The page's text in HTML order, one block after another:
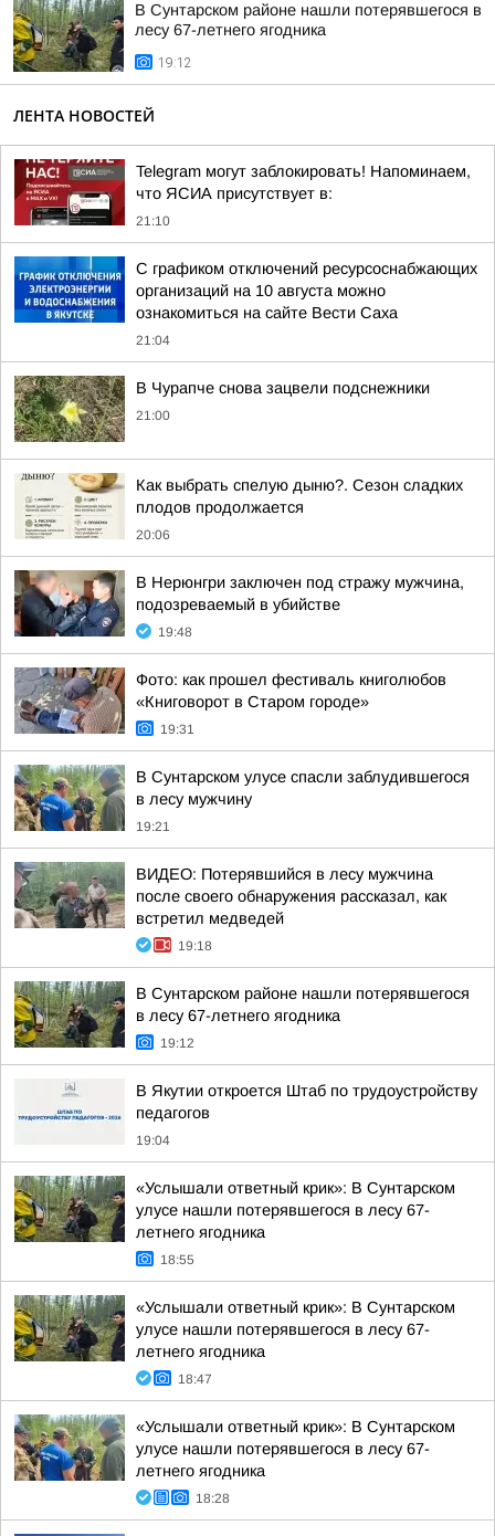
В Сунтарском районе нашли потерявшегося в
лесу 67-летнего ягодника
19:12
ЛЕНТА НОВОСТЕЙ
Telegram могут заблокировать! Напоминаем,
что ЯСИА присутствует в:
21:10
С графиком отключений ресурсоснабжающих
организаций на 10 августа можно
ознакомиться на сайте Вести Саха
21:04
В Чурапче снова зацвели подснежники
21:00
Как выбрать спелую дыню?. Сезон сладких
плодов продолжается
20:06
В Нерюнгри заключен под стражу мужчина,
подозреваемый в убийстве
19:48
Фото: как прошел фестиваль книголюбов
«Книговорот в Старом городе»
19:31
В Сунтарском улусе спасли заблудившегося
в лесу мужчину
19:21
ВИДЕО: Потерявшийся в лесу мужчина
после своего обнаружения рассказал, как
встретил медведей
19:18
В Сунтарском районе нашли потерявшегося
в лесу 67-летнего ягодника
19:12
В Якутии откроется Штаб по трудоустройству
педагогов
19:04
«Услышали ответный крик»: В Сунтарском
улусе нашли потерявшегося в лесу 67-
летнего ягодника
18:55
«Услышали ответный крик»: В Сунтарском
улусе нашли потерявшегося в лесу 67-
летнего ягодника
18:47
«Услышали ответный крик»: В Сунтарском
улусе нашли потерявшегося в лесу 67-
летнего ягодника
18:28